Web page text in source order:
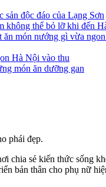
sản độc đáo của Lạng Sơn
không thể bỏ lỡ khi đến
ăn món nướng gì vừa
Hà Nội vào thu
món ăn dưỡng gan
phái đẹp.
chia sẻ kiến thức sống
bản thân cho phụ nữ